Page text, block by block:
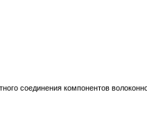
соединения компонентов